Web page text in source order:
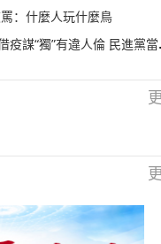
：什麼人玩什麼鳥
人倫 民進黨當局為何不肯為兩岸往來鬆綁